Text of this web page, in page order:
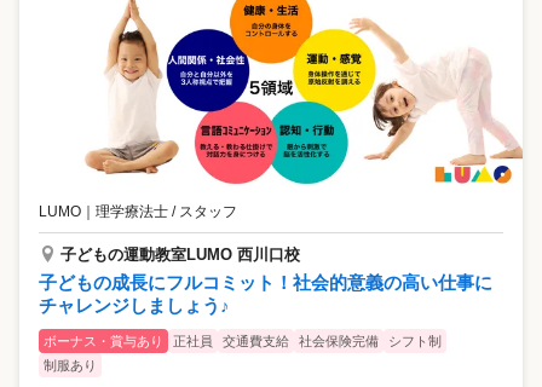
LUMO 理学療法士 / スタッフ
子どもの運動教室LUMO 西川口校
子どもの成長にフルコミット！社会的意義の高い仕事に
チャレンジしましょう♪
ボーナス・賞与あり 正社員 交通費支給 社会保険完備
シフト制
制服あり